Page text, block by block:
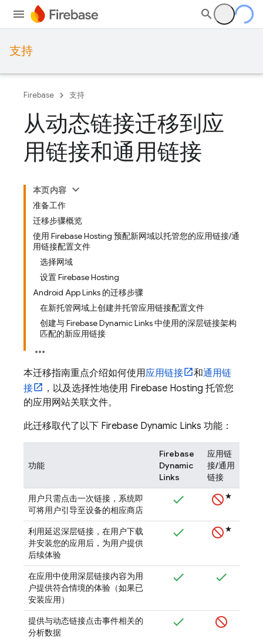
支持
Firebase 支持
从动态链接迁移到应
用链接和通用链接
本页内容
准备工作
迁移步骤概览
使用 Firebase Hosting 预配新网域以托管您的应用链接/通
用链接配置文件
选择网域
设置 Firebase Hosting
Android App Links 的迁移步骤
在新托管网域上创建并托管应用链接配置文件
创建与 Firebase Dynamic Links 中使用的深层链接架构
匹配的新应用链接
本迁移指南重点介绍如何使用应用链接 和通用链
接
，以及选择性地使用 Firebase Hosting 托管您
的应用网站关联文件。
此迁移取代了以下 Firebase Dynamic Links 功能：
功能
Firebase
Dynamic
Links
应用链
接/通用
链接
用户只需点击一次链接，系统即
可将用户引导至设备的相应商店
★
利用延迟深层链接，在用户下载
并安装您的应用后，为用户提供
后续体验
★
在应用中使用深层链接内容为用
户提供符合情境的体验（如果已
安装应用）
提供与动态链接点击事件相关的
分析数据